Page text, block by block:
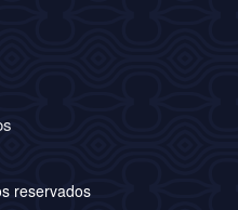
reservados